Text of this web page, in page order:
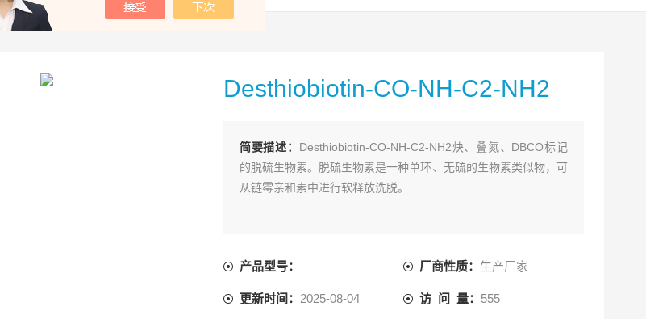
Desthiobiotin-CO-NH-C2-NH2
简要描述： Desthiobiotin-CO-NH-C2-NH2炔、叠氮、DBCO标记
的脱硫生物素。脱硫生物素是一种单环、无硫的生物素类似物，可
从链霉亲和素中进行软释放洗脱。
产品型号： 厂商性质： 生产厂家
更新时间： 2025-08-04 访 问 量： 555